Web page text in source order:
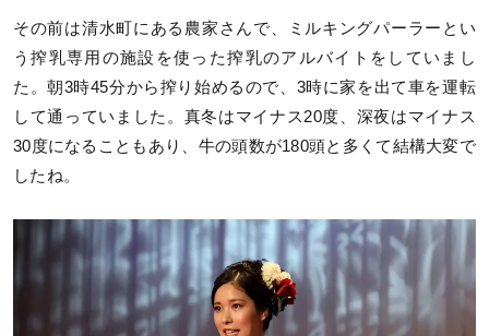
その前は清水町にある農家さんで、ミルキングパーラーとい
う搾乳専用の施設を使った搾乳のアルバイトをしていまし
た。朝3時45分から搾り始めるので、3時に家を出て車を運転
して通っていました。真冬はマイナス20度、深夜はマイナス
30度になることもあり、牛の頭数が180頭と多くて結構大変で
したね。